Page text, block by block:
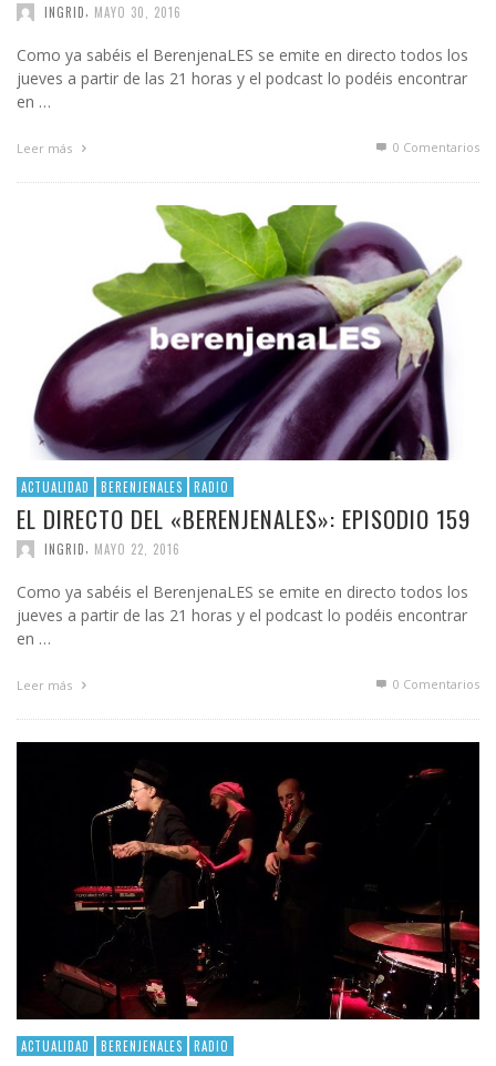
INGRID MAYO 30, 2016
Como ya sabéis el BerenjenaLES se emite en directo todos los
jueves a partir de las 21 horas y el podcast lo podéis encontrar
en …
Leer más 0 Comentarios
ACTUALIDAD BERENJENALES RADIO
EL DIRECTO DEL «BERENJENALES»: EPISODIO 159
INGRID MAYO 22, 2016
Como ya sabéis el BerenjenaLES se emite en directo todos los
jueves a partir de las 21 horas y el podcast lo podéis encontrar
en …
Leer más 0 Comentarios
ACTUALIDAD BERENJENALES RADIO